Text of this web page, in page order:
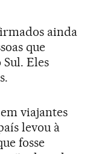
ainda
que
Eles
viajantes
levou à
fosse